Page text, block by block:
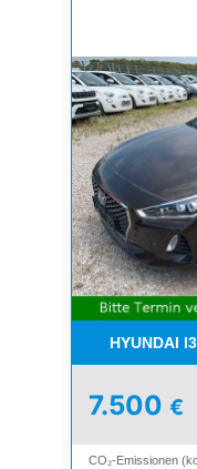
HYUNDAI
7.500 €
CO₂-Emissionen